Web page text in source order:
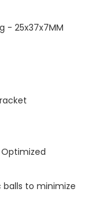
- 25x37x7MM
to minimize